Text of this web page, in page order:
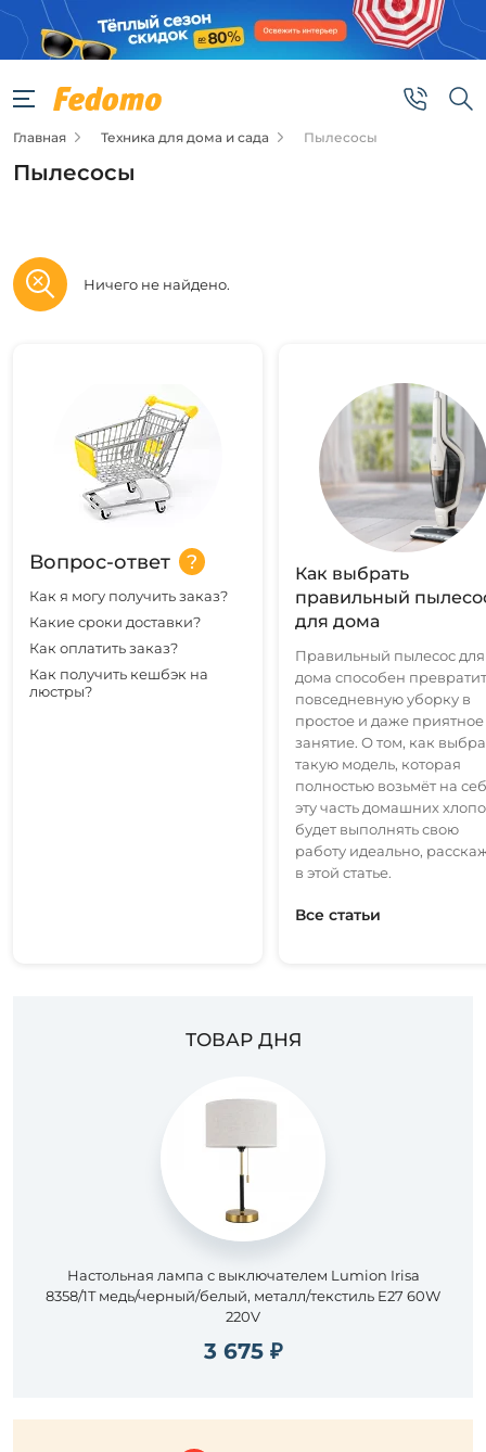
Фильтры
Подобрать
товары
Главная Техника для дома и сада Пылесосы
Пылесосы
Ничего не найдено.
Вопрос-ответ
Как я могу получить заказ?
Какие сроки доставки?
Как оплатить заказ?
Как получить кешбэк на
люстры?
Как выбрать
правильный
для дома
Правильный пылесос для
дома способен
повседневную уборку в
простое и даже приятное
занятие. О том, как
такую модель, которая
полностью возьмёт на
эту часть домашних
будет выполнять свою
работу идеально,
в этой статье.
Все статьи
ТОВАР ДНЯ
Настольная лампа с выключателем Lumion Irisa
8358/1T медь/черный/белый, металл/текстиль E27 60W
220V
3 675 ₽